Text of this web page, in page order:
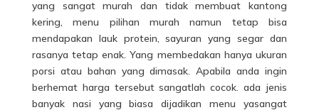
yang sangat murah dan tidak membuat kantong
kering, menu pilihan murah namun tetap bisa
mendapakan lauk protein, sayuran yang segar dan
rasanya tetap enak. Yang membedakan hanya ukuran
porsi atau bahan yang dimasak. Apabila anda ingin
berhemat harga tersebut sangatlah cocok. ada jenis
banyak nasi yang biasa dijadikan menu yasangat